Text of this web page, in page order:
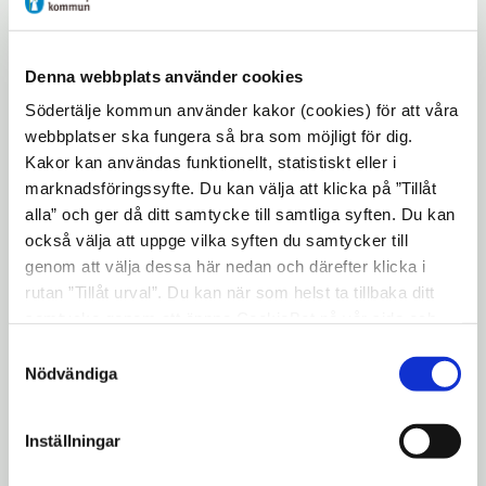
Denna webbplats använder cookies
Södertälje kommun använder kakor (cookies) för att våra
webbplatser ska fungera så bra som möjligt för dig.
Kakor kan användas funktionellt, statistiskt eller i
marknadsföringssyfte. Du kan välja att klicka på ”Tillåt
alla” och ger då ditt samtycke till samtliga syften. Du kan
också välja att uppge vilka syften du samtycker till
genom att välja dessa här nedan och därefter klicka i
rutan ”Tillåt urval”. Du kan när som helst ta tillbaka ditt
"Visa detaljer" kan du läsa om hur kakorna används och
hur vi och våra leverantörer inhämtar och behandlar
Nödvändiga
Inställningar
smitta på skolan den 19 mars.
ytterligare åtgärder, bland annat att
personalen skulle använda munskydd
inomhus den närmaste veckan, samt
smittspåra berörd personalgrupp även
om de saknade symptom på covid-19.
Den 6 april fick skolans ledning veta
att läraren varit sjuk sedan 1 april.
Den 20 april avled läraren.
kommun AV för att säkerställa att
dödsfallet på ett korrekt sätt.